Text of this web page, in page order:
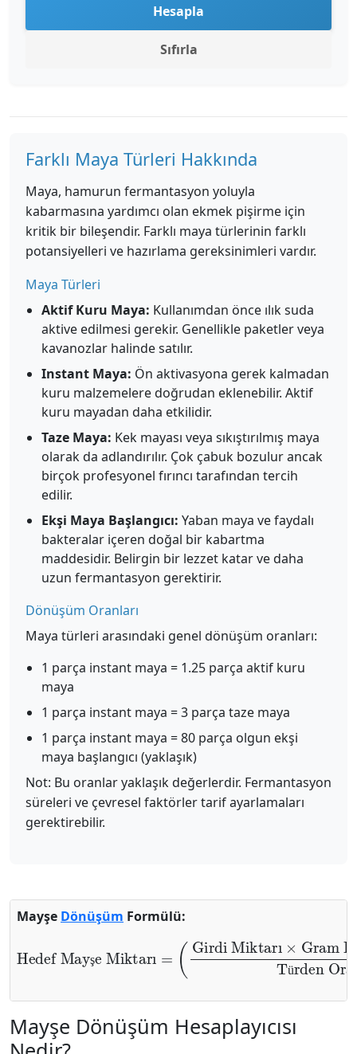
Hesapla
Sıfırla
Farklı Maya Türleri Hakkında
Maya, hamurun fermantasyon yoluyla
kabarmasına yardımcı olan ekmek pişirme için
kritik bir bileşendir. Farklı maya türlerinin farklı
potansiyelleri ve hazırlama gereksinimleri vardır.
Maya Türleri
Aktif Kuru Maya: Kullanımdan önce ılık suda
aktive edilmesi gerekir. Genellikle paketler veya
kavanozlar halinde satılır.
Instant Maya: Ön aktivasyona gerek kalmadan
kuru malzemelere doğrudan eklenebilir. Aktif
kuru mayadan daha etkilidir.
Taze Maya: Kek mayası veya sıkıştırılmış maya
olarak da adlandırılır. Çok çabuk bozulur ancak
birçok profesyonel fırıncı tarafından tercih
edilir.
Ekşi Maya Başlangıcı: Yaban maya ve faydalı
bakteralar içeren doğal bir kabartma
maddesidir. Belirgin bir lezzet katar ve daha
uzun fermantasyon gerektirir.
Dönüşüm Oranları
Maya türleri arasındaki genel dönüşüm oranları:
1 parça instant maya = 1.25 parça aktif kuru
maya
1 parça instant maya = 3 parça taze maya
1 parça instant maya = 80 parça olgun ekşi
maya başlangıcı (yaklaşık)
Not: Bu oranlar yaklaşık değerlerdir. Fermantasyon
süreleri ve çevresel faktörler tarif ayarlamaları
gerektirebilir.
Mayşe Dönüşüm Formülü:
ş
ü
=( Girdi Miktarı×
Türden Oranı)×
Gram Başına (Türe)
Mayşe Dönüşüm Hesaplayıcısı